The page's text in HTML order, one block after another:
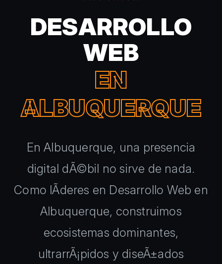
DESARROLLO
WEB
EN
ALBUQUERQUE
En Albuquerque, una presencia
digital dÃ©bil no sirve de nada.
Como lÃ­deres en Desarrollo Web en
Albuquerque, construimos
ecosistemas dominantes,
ultrarrÃ¡pidos y diseÃ±ados